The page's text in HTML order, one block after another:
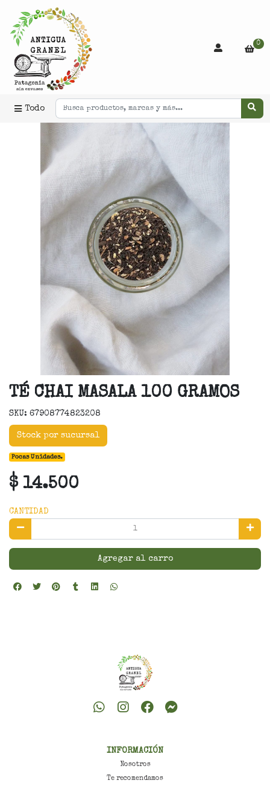
Todo
0
TÉ CHAI MASALA 100 GRAMOS
SKU: 67908774823208
Stock por sucursal
Pocas Unidades.
$ 14.500
CANTIDAD
Agregar al carro
INFORMACIÓN
Nosotros
Te recomendamos